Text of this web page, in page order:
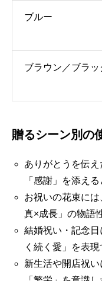
ブルー
ブラウン／ブラッ
贈るシーン別の
ありがとうを伝
「感謝」を添え
お祝いの花束に
真×成長」の物語
結婚祝い・記念
く続く愛」を表
新生活や開店祝